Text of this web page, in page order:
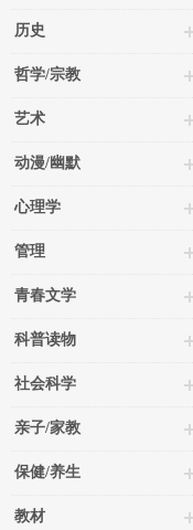
历史
哲学/宗教
艺术
动漫/幽默
心理学
管理
青春文学
科普读物
社会科学
亲子/家教
保健/养生
教材